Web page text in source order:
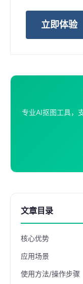
立即体验
专业AI抠图工具，
文章目录
核心优势
应用场景
使用方法/操作步骤